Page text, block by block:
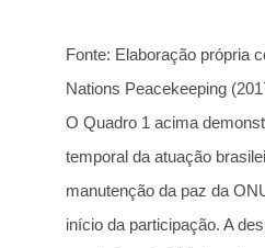
Fonte: Elaboração própria
Nations Peacekeeping
O Quadro 1 acima
temporal da atuação
manutenção da paz da
início da participação. A